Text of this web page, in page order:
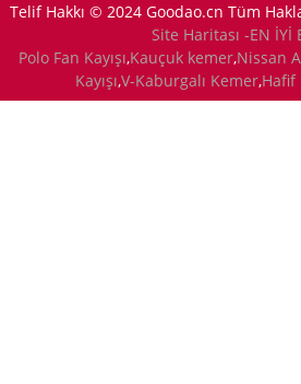
Telif Hakkı © 2024 Goodao.cn Tüm
Site Haritası -EN İYİ
Polo Fan Kayışı,Kauçuk kemer,Nissan
Kayışı,V-Kaburgalı Kemer,Hafif